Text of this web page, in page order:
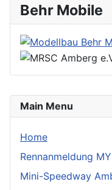
Main Menu
Home
Rennanmeldung
Mini-Speedway
Behr Mobile